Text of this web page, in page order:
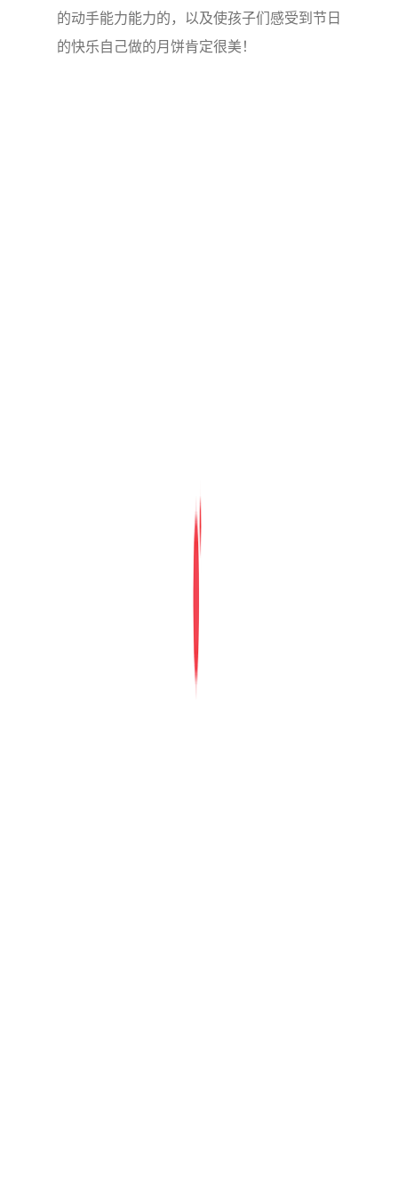
的动手能力能力的，以及使孩子们感受到节日
的快乐自己做的月饼肯定很美！